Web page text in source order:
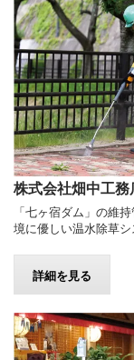
株式会社畑中工務
「七ヶ宿ダム」の維
境に優しい温水除草シ
詳細を見る